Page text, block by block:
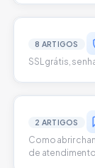
8 ARTIGOS
SSL grátis,
2 ARTIGOS
Como abrir
de